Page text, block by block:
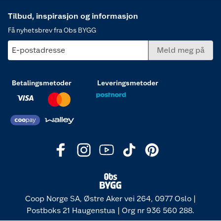
Tilbud, inspirasjon og informasjon
Få nyhetsbrev fra Obs BYGG
E-postadresse Meld meg på
Betalingsmetoder Leveringsmetoder
Coop Norge SA, Østre Aker vei 264, 0977 Oslo |
Postboks 21 Haugenstua | Org nr 936 560 288.